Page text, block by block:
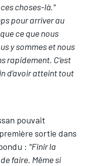
choses-là."
pour arriver au
ce que nous
y sommes et nous
rapidement. C’est
d’avoir atteint tout
pouvait
sortie dans
: "Finir la
faire. Même si